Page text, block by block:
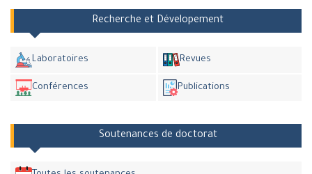
Recherche et Dévelopement
Laboratoires Revues
Conférences Publications
Soutenances de doctorat